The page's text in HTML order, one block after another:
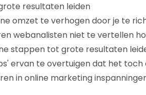
resultaten leiden
omzet te verhogen door je te
webanalisten niet te vertellen
stappen tot grote resultaten
ervan te overtuigen dat het
in online marketing